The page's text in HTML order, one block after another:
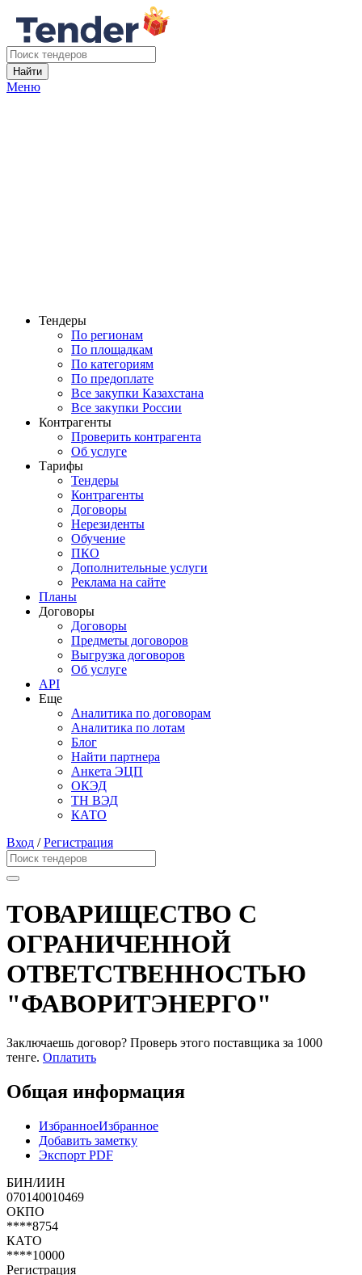
Найти
Меню
Тендеры
По регионам
По площадкам
По категориям
По предоплате
Все закупки Казахстана
Все закупки России
Контрагенты
Проверить контрагента
Об услуге
Тарифы
Тендеры
Контрагенты
Договоры
Нерезиденты
Обучение
ПКО
Дополнительные услуги
Реклама на сайте
Планы
Договоры
Договоры
Предметы договоров
Выгрузка договоров
Об услуге
API
Еще
Аналитика по договорам
Аналитика по лотам
Блог
Найти партнера
Анкета ЭЦП
ОКЭД
ТН ВЭД
КАТО
Вход /Регистрация
ТОВАРИЩЕСТВО С
ОГРАНИЧЕННОЙ
ОТВЕТСТВЕННОСТЬЮ
"ФАВОРИТЭНЕРГО"
Заключаешь договор? Проверь этого поставщика за 1000
тенге. Оплатить
Общая информация
ИзбранноеИзбранное
Добавить заметку
Экспорт PDF
БИН/ИИН
070140010469
ОКПО
****8754
КАТО
****10000
Регистрация